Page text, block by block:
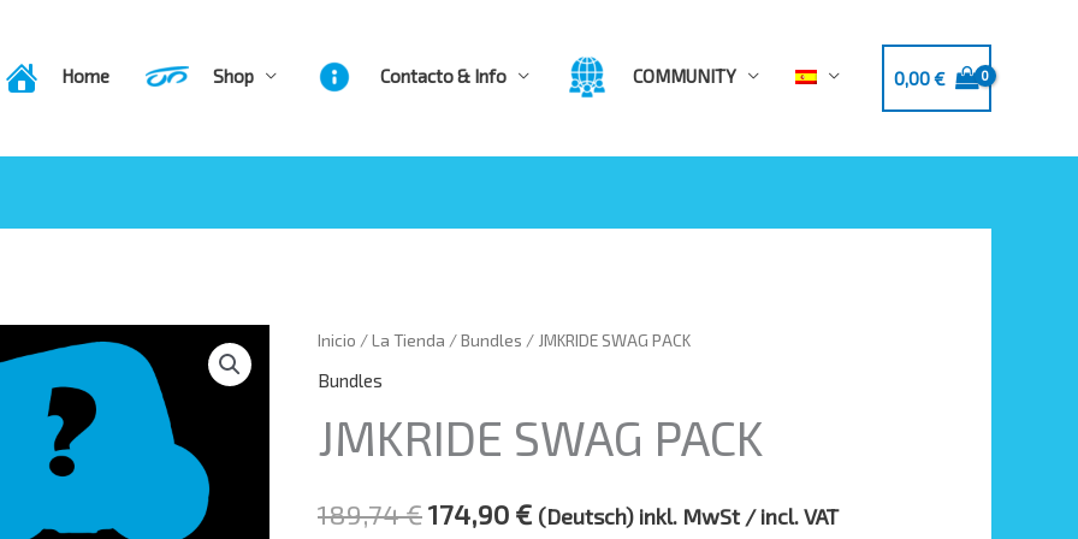
Home Shop Contacto & Info COMMUNITY 0,00€
Inicio /La Tienda /Bundles / JMKRIDE SWAG PACK
Bundles
JMKRIDE SWAG PACK
189,74€
El
original
174,90 €
El
actual
es:
(Deutsch) inkl. MwSt / incl. VAT
Press
Configure
button